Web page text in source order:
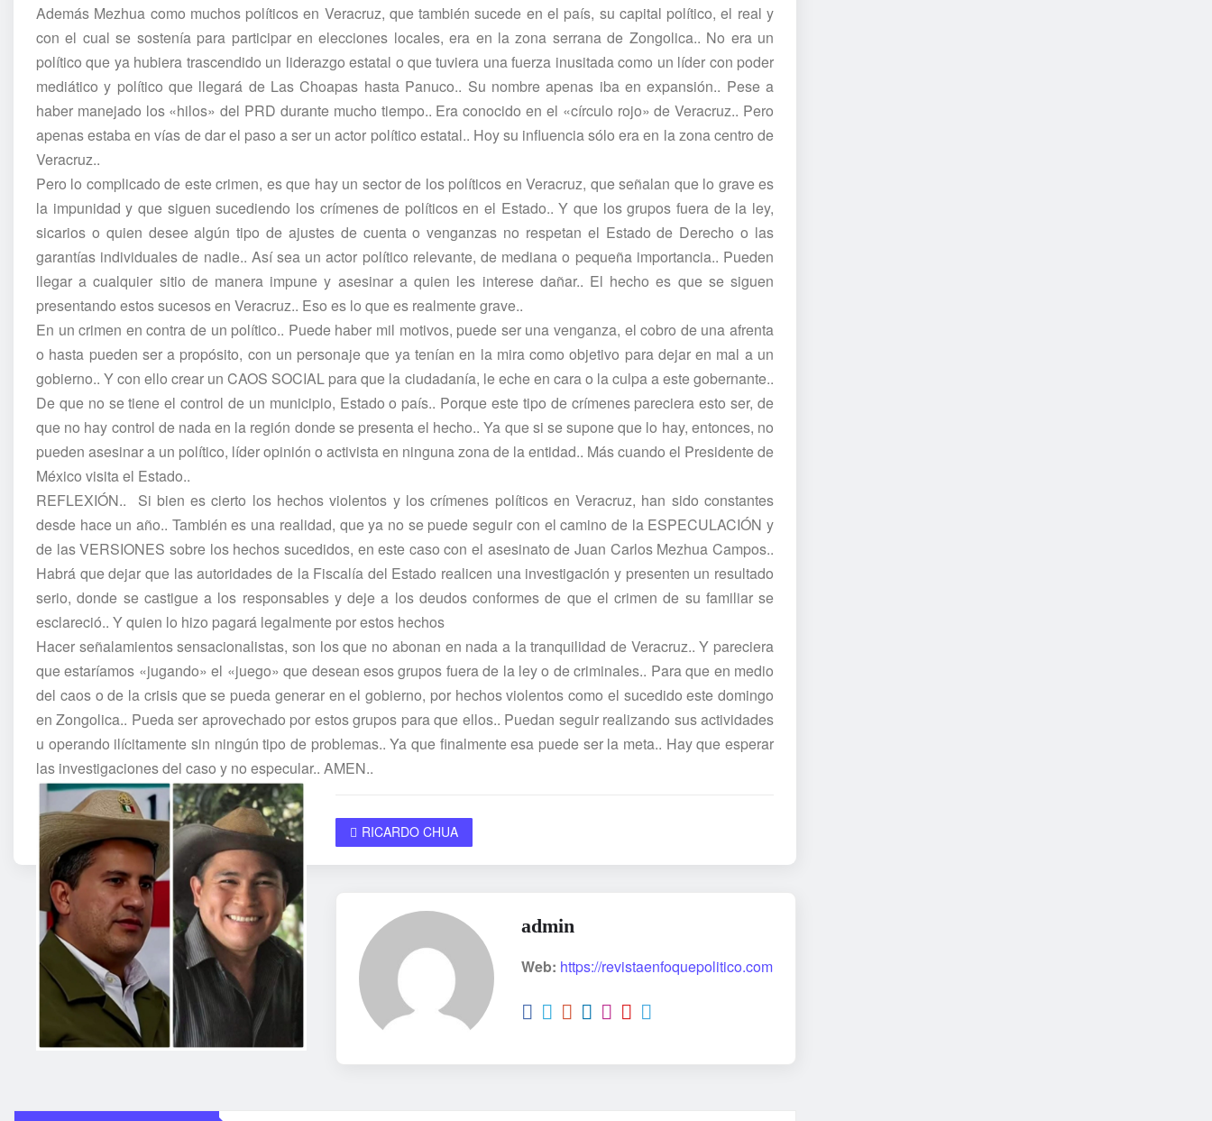
Además Mezhua como muchos políticos en Veracruz, que también sucede en el país, su capital político, el real y
con el cual se sostenía para participar en elecciones locales, era en la zona serrana de Zongolica.. No era un
político que ya hubiera trascendido un liderazgo estatal o que tuviera una fuerza inusitada como un líder con poder
mediático y político que llegará de Las Choapas hasta Panuco.. Su nombre apenas iba en expansión.. Pese a
haber manejado los «hilos» del PRD durante mucho tiempo.. Era conocido en el «círculo rojo» de Veracruz.. Pero
apenas estaba en vías de dar el paso a ser un actor político estatal.. Hoy su influencia sólo era en la zona centro de
Veracruz..
Pero lo complicado de este crimen, es que hay un sector de los políticos en Veracruz, que señalan que lo grave es
la impunidad y que siguen sucediendo los crímenes de políticos en el Estado.. Y que los grupos fuera de la ley,
sicarios o quien desee algún tipo de ajustes de cuenta o venganzas no respetan el Estado de Derecho o las
garantías individuales de nadie.. Así sea un actor político relevante, de mediana o pequeña importancia.. Pueden
llegar a cualquier sitio de manera impune y asesinar a quien les interese dañar.. El hecho es que se siguen
presentando estos sucesos en Veracruz.. Eso es lo que es realmente grave..
En un crimen en contra de un político.. Puede haber mil motivos, puede ser una venganza, el cobro de una afrenta
o hasta pueden ser a propósito, con un personaje que ya tenían en la mira como objetivo para dejar en mal a un
gobierno.. Y con ello crear un CAOS SOCIAL para que la ciudadanía, le eche en cara o la culpa a este gobernante..
De que no se tiene el control de un municipio, Estado o país.. Porque este tipo de crímenes pareciera esto ser, de
que no hay control de nada en la región donde se presenta el hecho.. Ya que si se supone que lo hay, entonces, no
pueden asesinar a un político, líder opinión o activista en ninguna zona de la entidad.. Más cuando el Presidente de
México visita el Estado..
REFLEXIÓN.. Si bien es cierto los hechos violentos y los crímenes políticos en Veracruz, han sido constantes
desde hace un año.. También es una realidad, que ya no se puede seguir con el camino de la ESPECULACIÓN y
de las VERSIONES sobre los hechos sucedidos, en este caso con el asesinato de Juan Carlos Mezhua Campos..
Habrá que dejar que las autoridades de la Fiscalía del Estado realicen una investigación y presenten un resultado
serio, donde se castigue a los responsables y deje a los deudos conformes de que el crimen de su familiar se
esclareció.. Y quien lo hizo pagará legalmente por estos hechos
Hacer señalamientos sensacionalistas, son los que no abonan en nada a la tranquilidad de Veracruz.. Y pareciera
que estaríamos «jugando» el «juego» que desean esos grupos fuera de la ley o de criminales.. Para que en medio
del caos o de la crisis que se pueda generar en el gobierno, por hechos violentos como el sucedido este domingo
en Zongolica.. Pueda ser aprovechado por estos grupos para que ellos.. Puedan seguir realizando sus actividades
u operando ilícitamente sin ningún tipo de problemas.. Ya que finalmente esa puede ser la meta.. Hay que esperar
las investigaciones del caso y no especular.. AMEN..
RICARDO CHUA
admin
Web: https://revistaenfoquepolitico.com